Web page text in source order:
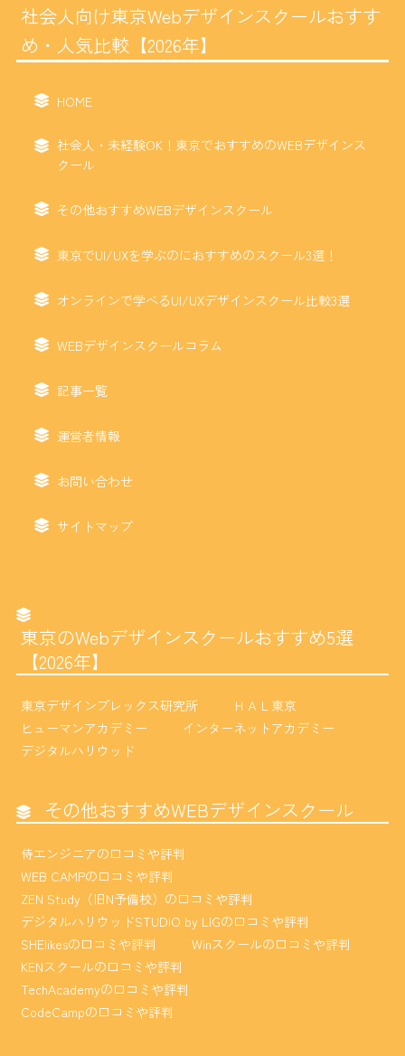
社会人向け東京Webデザインスクールおすす
め・人気比較【2026年】
HOME
社会人・未経験OK！東京でおすすめのWEBデザインス
クール
その他おすすめWEBデザインスクール
東京でUI/UXを学ぶのにおすすめのスクール3選！
オンラインで学べるUI/UXデザインスクール比較3選
WEBデザインスクールコラム
記事一覧
運営者情報
お問い合わせ
サイトマップ
東京のWebデザインスクールおすすめ5選
【2026年】
東京デザインプレックス研究所
ＨＡＬ東京
ヒューマンアカデミー
インターネットアカデミー
デジタルハリウッド
その他おすすめWEBデザインスクール
侍エンジニアの口コミや評判
WEB CAMPの口コミや評判
ZEN Study（旧N予備校）の口コミや評判
デジタルハリウッドSTUDIO by LIGの口コミや評判
SHElikesの口コミや評判
Winスクールの口コミや評判
KENスクールの口コミや評判
TechAcademyの口コミや評判
CodeCampの口コミや評判